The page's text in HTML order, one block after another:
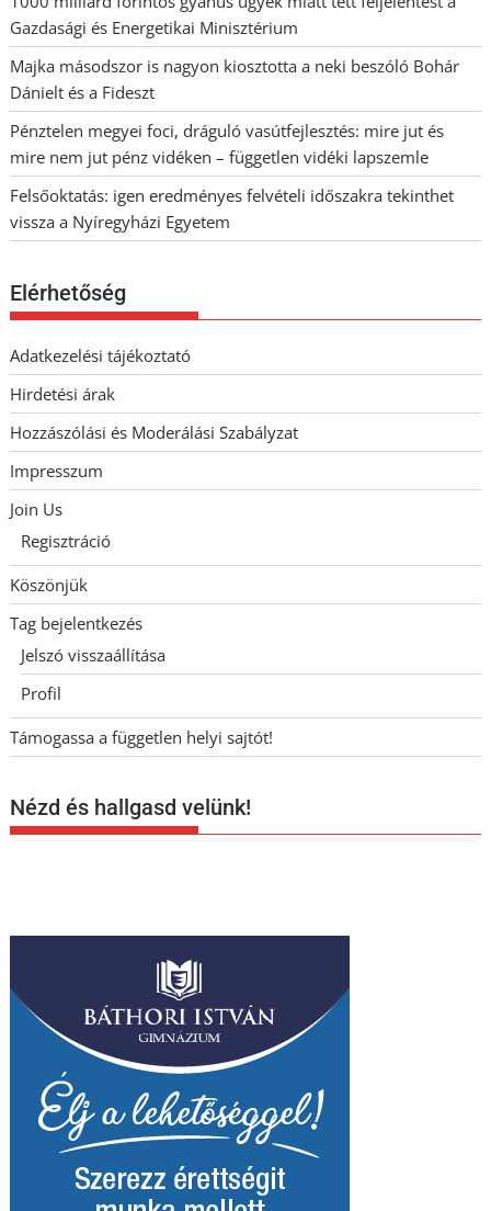
Gazdasági és Energetikai Minisztérium
Majka másodszor is nagyon kiosztotta a neki beszóló Bohár
Dánielt és a Fideszt
Pénztelen megyei foci, dráguló vasútfejlesztés: mire jut és
mire nem jut pénz vidéken – független vidéki lapszemle
Felsőoktatás: igen eredményes felvételi időszakra tekinthet
vissza a Nyíregyházi Egyetem
Elérhetőség
Adatkezelési tájékoztató
Hirdetési árak
Hozzászólási és Moderálási Szabályzat
Impresszum
Join Us
Regisztráció
Köszönjük
Tag bejelentkezés
Jelszó visszaállítása
Profil
Támogassa a független helyi sajtót!
Nézd és hallgasd velünk!